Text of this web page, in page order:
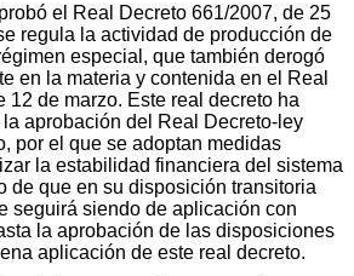
el Real Decreto 661/2007, de 25
regula la actividad de producción de
especial, que también derogó
en la materia y contenida en el Real
12 de marzo. Este real decreto ha
aprobación del Real Decreto-ley
por el que se adoptan medidas
la estabilidad financiera del sistema
de que en su disposición transitoria
seguirá siendo de aplicación con
la aprobación de las disposiciones
aplicación de este real decreto.